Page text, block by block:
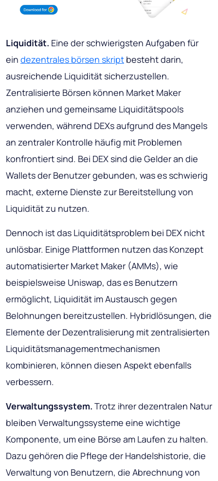
Liquidität. Eine der schwierigsten Aufgaben für
ein dezentrales börsen skript besteht darin,
ausreichende Liquidität sicherzustellen.
Zentralisierte Börsen können Market Maker
anziehen und gemeinsame Liquiditätspools
verwenden, während DEXs aufgrund des Mangels
an zentraler Kontrolle häufig mit Problemen
konfrontiert sind. Bei DEX sind die Gelder an die
Wallets der Benutzer gebunden, was es schwierig
macht, externe Dienste zur Bereitstellung von
Liquidität zu nutzen.
Dennoch ist das Liquiditätsproblem bei DEX nicht
unlösbar. Einige Plattformen nutzen das Konzept
automatisierter Market Maker (AMMs), wie
beispielsweise Uniswap, das es Benutzern
ermöglicht, Liquidität im Austausch gegen
Belohnungen bereitzustellen. Hybridlösungen, die
Elemente der Dezentralisierung mit zentralisierten
Liquiditätsmanagementmechanismen
kombinieren, können diesen Aspekt ebenfalls
verbessern.
Verwaltungssystem. Trotz ihrer dezentralen Natur
bleiben Verwaltungssysteme eine wichtige
Komponente, um eine Börse am Laufen zu halten.
Dazu gehören die Pflege der Handelshistorie, die
Verwaltung von Benutzern, die Abrechnung von